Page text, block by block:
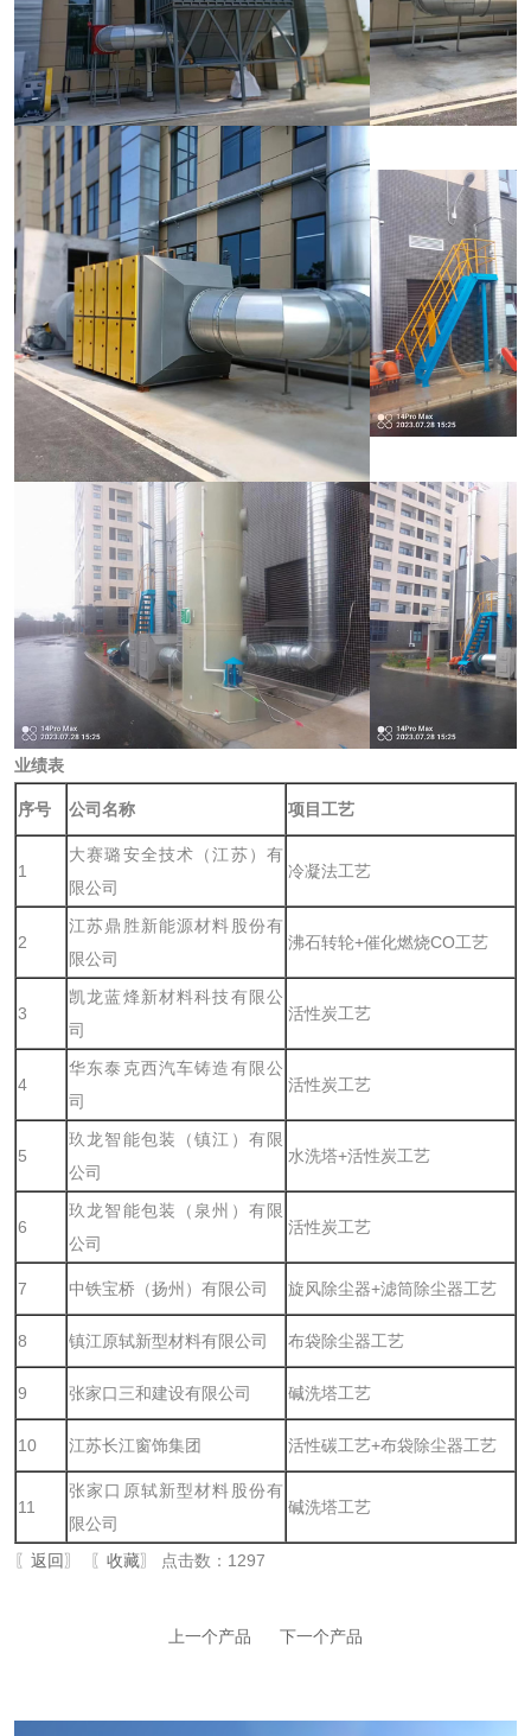
业绩表
序号 公司名称 项目工艺
1
大赛璐安全技术（江苏）有
限公司
冷凝法工艺
2
江苏鼎胜新能源材料股份有
限公司
沸石转轮+催化燃烧CO工艺
3
凯龙蓝烽新材料科技有限公
司
活性炭工艺
4
华东泰克西汽车铸造有限公
司
活性炭工艺
5
玖龙智能包装（镇江）有限
公司
水洗塔+活性炭工艺
6
玖龙智能包装（泉州）有限
公司
活性炭工艺
7 中铁宝桥（扬州）有限公司 旋风除尘器+滤筒除尘器工艺
8 镇江原轼新型材料有限公司 布袋除尘器工艺
9 张家口三和建设有限公司 碱洗塔工艺
10 江苏长江窗饰集团 活性碳工艺+布袋除尘器工艺
11
张家口原轼新型材料股份有
限公司
碱洗塔工艺
〖 返回〗 〖 收藏〗 点击数：1297
上一个产品 下一个产品